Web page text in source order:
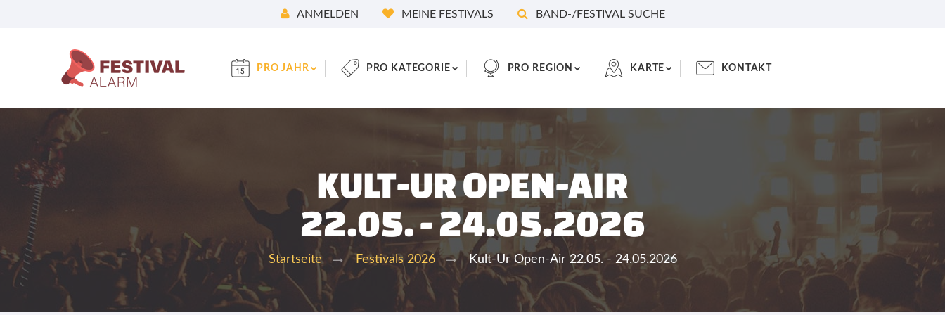
ANMELDEN MEINE FESTIVALS BAND-/FESTIVAL SUCHE
PRO JAHR PRO KATEGORIE PRO REGION KARTE KONTAKT
KULT-UR OPEN-AIR
22.05. - 24.05.2026
Startseite Festivals 2026 Kult-Ur Open-Air 22.05. - 24.05.2026